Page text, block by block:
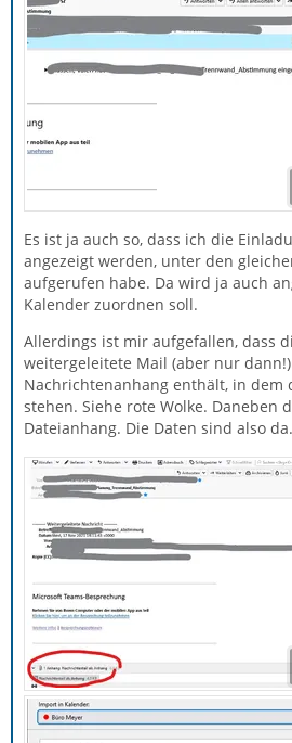
Es ist ja auch so, dass ich die
angezeigt werden, unter den
aufgerufen habe. Da wird ja auch
Kalender zuordnen soll.
Allerdings ist mir aufgefallen, dass
weitergeleitete Mail (aber nur
Nachrichtenanhang enthält, in dem
stehen. Siehe rote Wolke. Daneben
Dateianhang. Die Daten sind also da.